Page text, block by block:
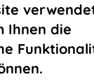
Ihnen die